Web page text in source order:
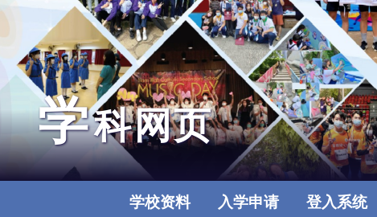
学科网页
学校资料 入学申请 登入系统